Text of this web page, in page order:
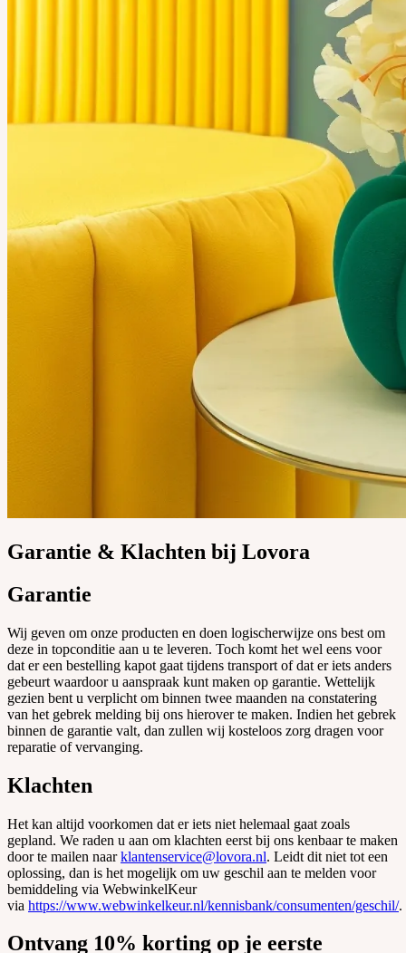
Garantie & Klachten bij Lovora
Garantie
Wij geven om onze producten en doen logischerwijze ons best om
deze in topconditie aan u te leveren. Toch komt het wel eens voor
dat er een bestelling kapot gaat tijdens transport of dat er iets anders
gebeurt waardoor u aanspraak kunt maken op garantie. Wettelijk
gezien bent u verplicht om binnen twee maanden na constatering
van het gebrek melding bij ons hierover te maken. Indien het gebrek
binnen de garantie valt, dan zullen wij kosteloos zorg dragen voor
reparatie of vervanging.
Klachten
Het kan altijd voorkomen dat er iets niet helemaal gaat zoals
gepland. We raden u aan om klachten eerst bij ons kenbaar te maken
door te mailen naarklantenservice@lovora.nl. Leidt dit niet tot een
oplossing, dan is het mogelijk om uw geschil aan te melden voor
bemiddeling via WebwinkelKeur
via https://www.webwinkelkeur.nl/kennisbank/consumenten/geschil/.
Ontvang 10% korting op je eerste